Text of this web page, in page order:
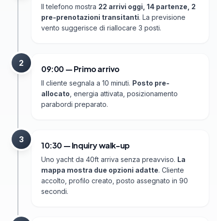
Il telefono mostra 22 arrivi oggi, 14 partenze, 2
pre-prenotazioni transitanti. La previsione
vento suggerisce di riallocare 3 posti.
2
09:00 — Primo arrivo
Il cliente segnala a 10 minuti. Posto pre-
allocato , energia attivata, posizionamento
parabordi preparato.
3
10:30 — Inquiry walk-up
Uno yacht da 40ft arriva senza preavviso. La
mappa mostra due opzioni adatte. Cliente
accolto, profilo creato, posto assegnato in 90
secondi.